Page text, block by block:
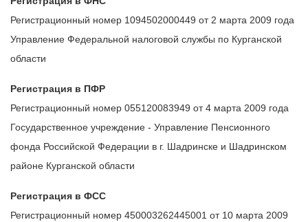
Регистрационный номер 1094502000449 от 2 марта 2009 года
Управление Федеральной налоговой службы по Курганской
области
Регистрация в ПФР
Регистрационный номер 055120083949 от 4 марта 2009 года
Государственное учреждение - Управление Пенсионного
фонда Российской Федерации в г. Шадринске и Шадринском
районе Курганской области
Регистрация в ФСС
Регистрационный номер 450003262445001 от 10 марта 2009